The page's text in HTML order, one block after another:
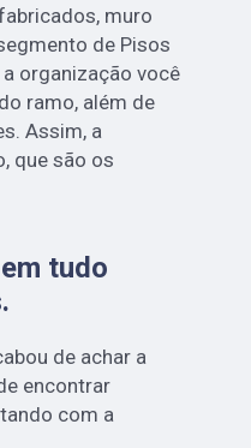
muro
de Pisos
organização você
ramo, além de
Assim, a
que são os
tudo
de achar a
encontrar
com a